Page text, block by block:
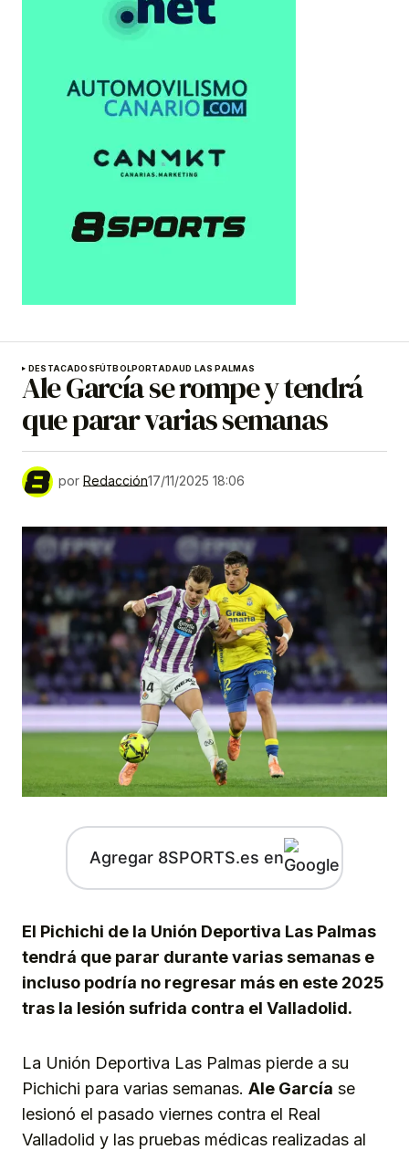
DESTACADOSFÚTBOLPORTADAUD LAS PALMAS
Ale García se rompe y tendrá
que parar varias semanas
por Redacción17/11/2025 18:06
Agregar 8SPORTS.es en
El Pichichi de la Unión Deportiva Las Palmas
tendrá que parar durante varias semanas e
incluso podría no regresar más en este 2025
tras la lesión sufrida contra el Valladolid.
La Unión Deportiva Las Palmas pierde a su
Pichichi para varias semanas. Ale García se
lesionó el pasado viernes contra el Real
Valladolid y las pruebas médicas realizadas al